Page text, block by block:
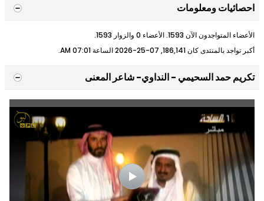
احصائيات ومعلومات
الأعضاء المتواجدون الآن 1593. الأعضاء 0 والزوار 1593.
أكبر تواجد بالمنتدى كان 186,141, 07-25-2026 الساعة
07:01 AM
.
تكريم حمد السحيمي - النداوي- شاعر المعنى